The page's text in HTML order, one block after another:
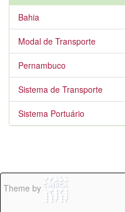
Bahia
Modal de Transporte
Pernambuco
Sistema de Transporte
Sistema Portuário
Theme by